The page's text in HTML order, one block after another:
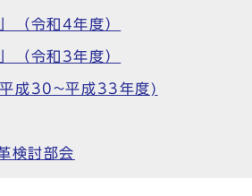
（令和4年度）
（令和3年度）
平成30~平成33年度)
検討部会